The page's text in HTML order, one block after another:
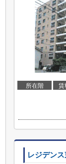
所在階 賃
レジデン